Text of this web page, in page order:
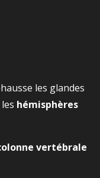
les glandes
hémisphères
vertébrale